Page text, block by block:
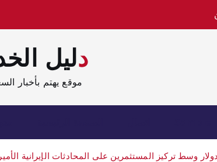
دليل
موقع يهتم بأخبار
وسط تركيز المستثمرين على المحادثات الإيرانية